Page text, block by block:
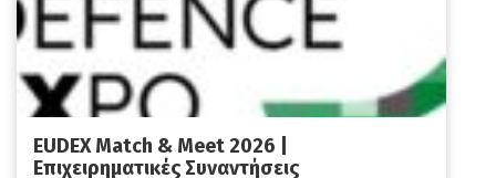
EUDEX Match & Meet 2026 |
Επιχειρηματικές Συναντήσεις